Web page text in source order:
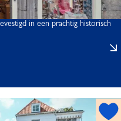
rk
t
in een prachtig historisch
h